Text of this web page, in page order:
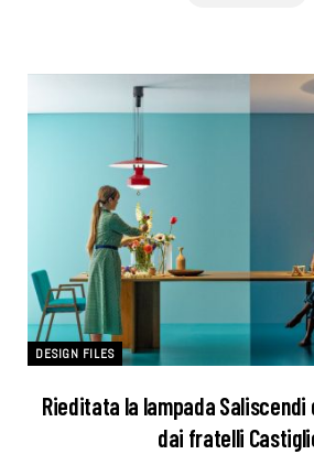
DESIGN FILES
Rieditata la lampada Saliscendi
dai fratelli